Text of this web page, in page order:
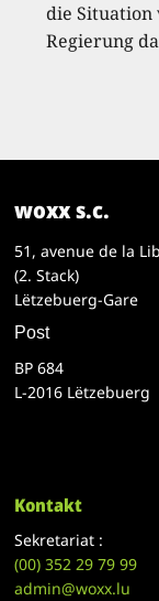
die Situation
Regierung
woxx s.c.
51, avenue de la
(2. Stack)
Lëtzebuerg-Gare
Post
BP 684
L-2016 Lëtzebuerg
Kontakt
Sekretariat :
(00)352 29 79 99
admin@woxx.lu